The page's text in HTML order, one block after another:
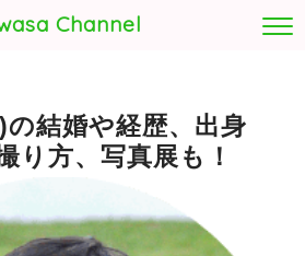
Channel
結婚や経歴、出身
り方、写真展も！